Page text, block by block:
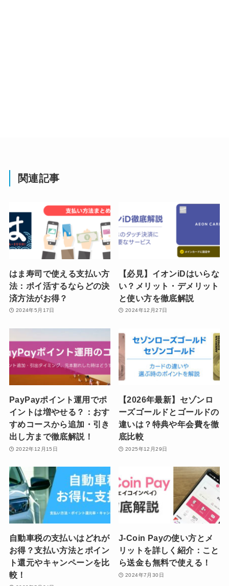
関連記事
はま寿司で使える支払い方
法：ポイ活するならどの決
済方法がお得？
2024年5月17日
【必見】イオンiDはいらな
い？メリット・デメリット
と使い方を徹底解説
2024年12月27日
PayPayポイント運用でポ
イントは増やせる？：おす
すめコースから追加・引き
出し方まで徹底解説！
2022年12月15日
【2026年最新】セゾンロ
ーズゴールドとゴールドの
違いは？特典や年会費を徹
底比較
2025年12月29日
自動車税の支払いはどれが
お得？支払い方法とポイン
ト還元やキャンペーンを比
較！
J-Coin Payの使い方とメ
リットを詳しく紹介：こと
ら送金も無料で使える！
2024年7月30日